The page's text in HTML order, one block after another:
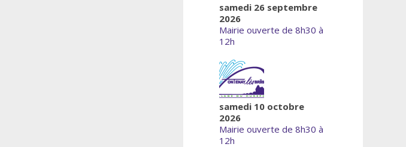
samedi 26 septembre
2026
Mairie ouverte de 8h30 à
12h
samedi 10 octobre
2026
Mairie ouverte de 8h30 à
12h